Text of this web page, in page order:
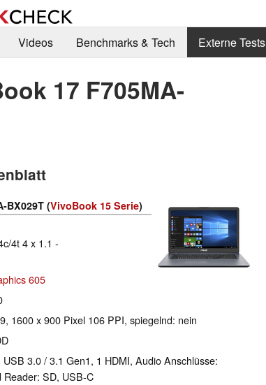
Videos Benchmarks & Tech Externe Tests
17 F705MA-
BX029T (VivoBook 15 Serie)
4t 4 x 1.1 -
605
1600 x 900 Pixel 106 PPI, spiegelnd: nein
3.0 / 3.1 Gen1, 1 HDMI, Audio Anschlüsse:
Reader: SD, USB-C